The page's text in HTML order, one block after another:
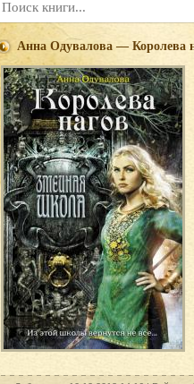
Анна Одувалова — Королева